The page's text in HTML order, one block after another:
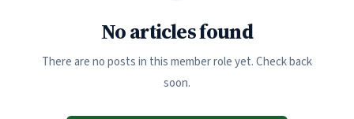
No articles found
There are no posts in this member role yet. Check back
soon.